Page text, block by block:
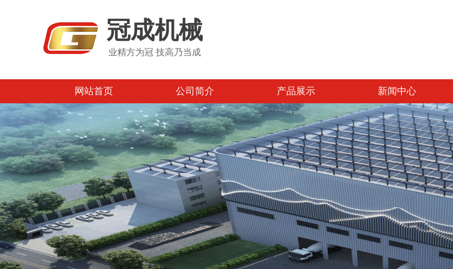
冠成机械
业精方为冠 技高乃当成
网站首页 公司简介 产品展示 新闻中心